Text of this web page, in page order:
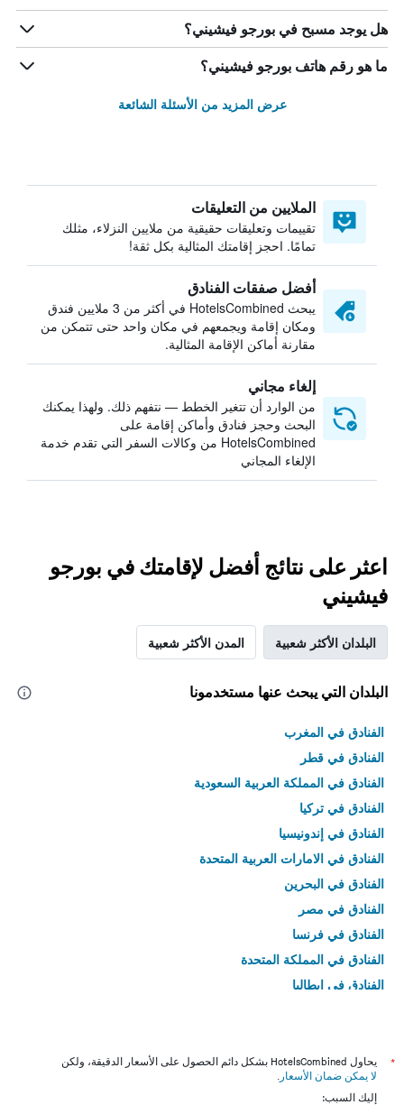
هل يوجد مسبح في بورجو فيشيني؟
ما هو رقم هاتف بورجو فيشيني؟
عرض المزيد من الأسئلة الشائعة
الملايين من التعليقات
تقييمات وتعليقات حقيقية من ملايين النزلاء، مثلك
تمامًا. احجز إقامتك المثالية بكل ثقة!
أفضل صفقات الفنادق
يبحث HotelsCombined في أكثر من 3 ملايين فندق
ومكان إقامة ويجمعهم في مكان واحد حتى تتمكن من
مقارنة أماكن الإقامة المثالية.
إلغاء مجاني
من الوارد أن تتغير الخطط — نتفهم ذلك. ولهذا يمكنك
البحث وحجز فنادق وأماكن إقامة على
HotelsCombined من وكالات السفر التي تقدم خدمة
الإلغاء المجاني
اعثر على نتائج أفضل لإقامتك في بورجو
فيشيني
البلدان الأكثر شعبية المدن الأكثر شعبية
البلدان التي يبحث عنها مستخدمونا
الفنادق في المغرب
الفنادق في قطر
الفنادق في المملكة العربية السعودية
الفنادق في تركيا
الفنادق في إندونيسيا
الفنادق في الامارات العربية المتحدة
الفنادق في البحرين
الفنادق في مصر
الفنادق في فرنسا
الفنادق في المملكة المتحدة
الفنادق في إيطاليا
*
يحاول HotelsCombined بشكل دائم الحصول على الأسعار الدقيقة، ولكن
لا يمكن ضمان الأسعار .
إليك السبب: